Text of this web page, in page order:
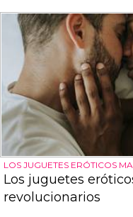
LOS JUGUETES ERÓTICOS
Los juguetes
revolucionarios